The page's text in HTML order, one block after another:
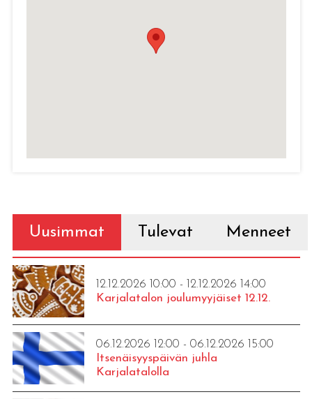
Uusimmat Tulevat Menneet
12.12.2026 10:00 - 12.12.2026 14:00
Karjalatalon joulumyyjäiset 12.12.
06.12.2026 12:00 - 06.12.2026 15:00
Itsenäisyyspäivän juhla
Karjalatalolla